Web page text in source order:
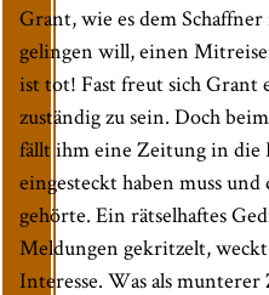
Grant, wie es dem
gelingen will, einen
ist tot! Fast freut sich Grant
zuständig zu sein. Doch
fällt ihm eine Zeitung in die
eingesteckt haben muss
gehörte. Ein rätselhaftes
Meldungen gekritzelt,
Interesse. Was als